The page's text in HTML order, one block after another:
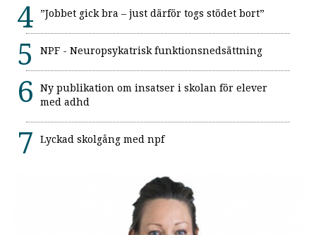
”Jobbet gick bra – just därför togs stödet bort”
NPF - Neuropsykatrisk funktionsnedsättning
Ny publikation om insatser i skolan för elever
med adhd
Lyckad skolgång med npf